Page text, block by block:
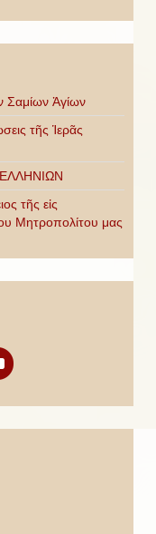
Σαμίων Ἁγίων
τῆς Ἱερᾶς
τῆς εἰς
Μητροπολίτου μας